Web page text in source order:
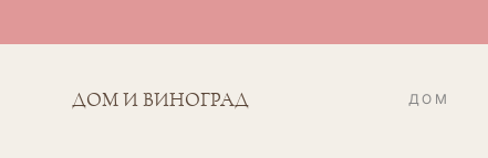
ДОМ И ВИНОГРАД ДОМ